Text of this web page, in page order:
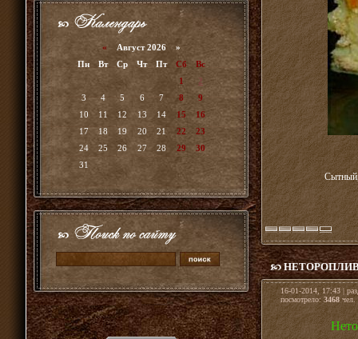
« Август 2026 »
Пн
Вт Ср Чт Пт Сб
Вс
1
2
3
4 5 6 7 8
9
10
11 12 13 14 15
16
17
18 19 20 21 22
23
24
25 26 27 28 29
30
31
Сытный,
16-01-2014, 17:43 |
посмотрело: 3468 чел.